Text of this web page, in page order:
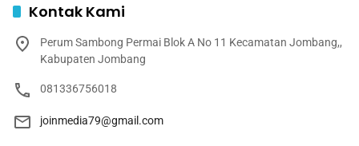
Kontak Kami
Perum Sambong Permai Blok A No 11 Kecamatan Jombang,,
Kabupaten Jombang
081336756018
joinmedia79@gmail.com